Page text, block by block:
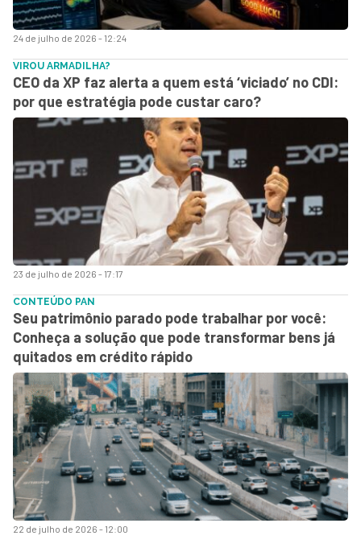
24 de julho de 2026 - 12:24
23 de julho de 2026 - 17:17
VIROU ARMADILHA?
CEO da XP faz alerta a quem está ‘viciado’ no CDI:
por que estratégia pode custar caro?
22 de julho de 2026 - 12:00
CONTEÚDO PAN
Seu patrimônio parado pode trabalhar por você:
Conheça a solução que pode transformar bens já
quitados em crédito rápido